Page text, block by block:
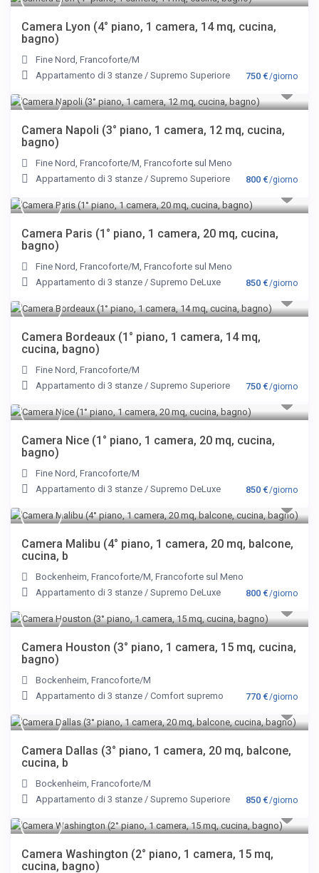
750 €/giorno
Camera Lyon (4° piano, 1 camera, 14 mq, cucina,
bagno)
Fine Nord,Francoforte/M
Appartamento di 3 stanze /Supremo Superiore
800 €/giorno
Camera Napoli (3° piano, 1 camera, 12 mq, cucina,
bagno)
Fine Nord,Francoforte/M,Francoforte sul Meno
Appartamento di 3 stanze /Supremo Superiore
850 €/giorno
Camera Paris (1° piano, 1 camera, 20 mq, cucina,
bagno)
Fine Nord,Francoforte/M,Francoforte sul Meno
Appartamento di 3 stanze /Supremo DeLuxe
750 €/giorno
Camera Bordeaux (1° piano, 1 camera, 14 mq,
cucina, bagno)
Fine Nord,Francoforte/M
Appartamento di 3 stanze /Supremo Superiore
850 €/giorno
Camera Nice (1° piano, 1 camera, 20 mq, cucina,
bagno)
Fine Nord,Francoforte/M
Appartamento di 3 stanze /Supremo DeLuxe
800 €/giorno
Camera Malibu (4° piano, 1 camera, 20 mq, balcone,
cucina, b
Bockenheim,Francoforte/M,Francoforte sul Meno
Appartamento di 3 stanze /Supremo DeLuxe
770 €/giorno
Camera Houston (3° piano, 1 camera, 15 mq, cucina,
bagno)
Bockenheim,Francoforte/M
Appartamento di 3 stanze /Comfort supremo
850 €/giorno
Camera Dallas (3° piano, 1 camera, 20 mq, balcone,
cucina, b
Bockenheim,Francoforte/M
Appartamento di 3 stanze /Supremo Superiore
Camera Washington (2° piano, 1 camera, 15 mq,
cucina, bagno)